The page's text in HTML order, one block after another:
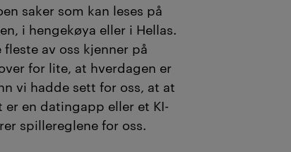
saker som kan leses på
i hengekøya eller i Hellas.
av oss kjenner på
for lite, at hverdagen er
vi hadde sett for oss, at at
en datingapp eller et KI-
spillereglene for oss.